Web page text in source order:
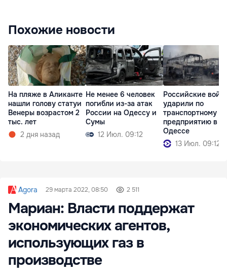
Похожие новости
На пляже в Аликанте
нашли голову статуи
Венеры возрастом 2
тыс. лет
2 дня назад
Не менее 6 человек
погибли из-за атак
России на Одессу и
Сумы
12 Июл. 09:12
Российские
ударили по
транспортному
предприятию в
Одессе
13 Июл. 09:12
Agora 29 марта 2022, 08:50 2 511
Мариан: Власти поддержат
экономических агентов,
использующих газ в
производстве